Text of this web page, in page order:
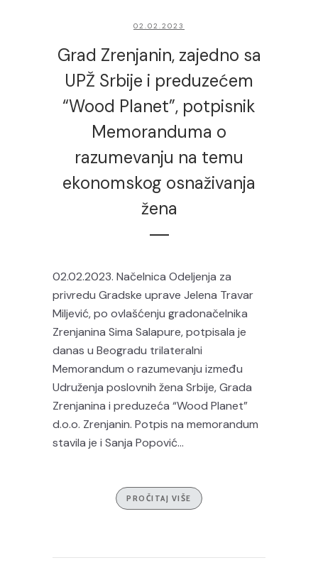
02.02.2023
Grad Zrenjanin, zajedno sa
UPŽ Srbije i preduzećem
“Wood Planet”, potpisnik
Memoranduma o
razumevanju na temu
ekonomskog osnaživanja
žena
02.02.2023. Načelnica Odeljenja za
privredu Gradske uprave Jelena Travar
Miljević, po ovlašćenju gradonačelnika
Zrenjanina Sima Salapure, potpisala je
danas u Beogradu trilateralni
Memorandum o razumevanju između
Udruženja poslovnih žena Srbije, Grada
Zrenjanina i preduzeća “Wood Planet”
d.o.o. Zrenjanin. Potpis na memorandum
stavila je i Sanja Popović...
PROČITAJ VIŠE